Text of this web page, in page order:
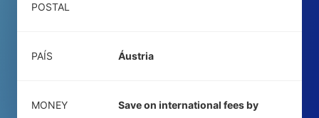
POSTAL
PAÍS Áustria
MONEY
Save on international fees by